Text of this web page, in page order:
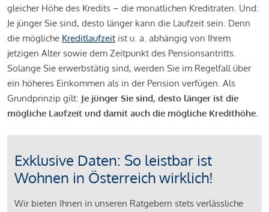
gleicher Höhe des Kredits – die monatlichen Kreditraten. Und:
Je jünger Sie sind, desto länger kann die Laufzeit sein. Denn
die mögliche Kreditlaufzeit ist u. a. abhängig von Ihrem
jetzigen Alter sowie dem Zeitpunkt des Pensionsantritts.
Solange Sie erwerbstätig sind, werden Sie im Regelfall über
ein höheres Einkommen als in der Pension verfügen. Als
Grundprinzip gilt: Je jünger Sie sind, desto länger ist die
mögliche Laufzeit und damit auch die mögliche Kredithöhe.
Exklusive Daten: So leistbar ist
Wohnen in Österreich wirklich!
Wir bieten Ihnen in unseren Ratgebern stets verlässliche